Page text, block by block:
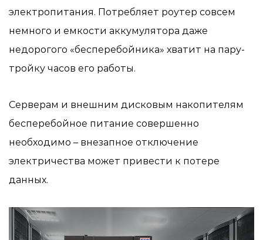
электропитания. Потребляет роутер совсем
немного и емкости аккумулятора даже
недорогого «бесперебойника» хватит на пару-
тройку часов его работы.
Серверам и внешним дисковым накопителям
бесперебойное питание совершенно
необходимо – внезапное отключение
электричества может привести к потере
данных.